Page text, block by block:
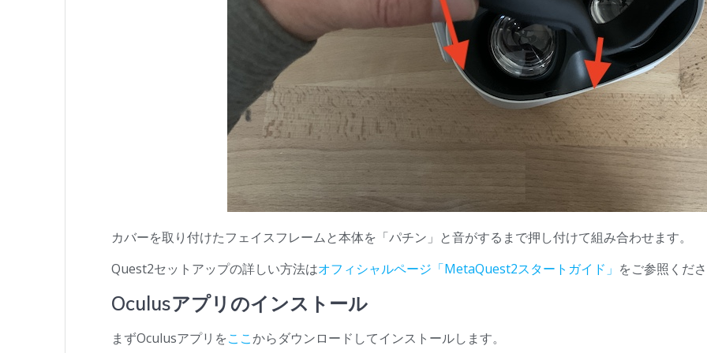
カバーを取り付けたフェイスフレームと本体を「パチン」と音がするまで押し付けて組み合わせます。
Quest2セットアップの詳しい方法はオフィシャルページ「MetaQuest2スタートガイド」 をご参照くだ
Oculusアプリのインストール
まずOculusアプリをここからダウンロードしてインストールします。